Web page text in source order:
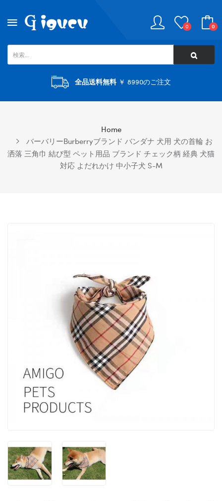
0 0
全品送料無料￥ 8990のご注文
Home
バーバリーBurberryブランド バンダナ 犬用 犬の首輪 お
洒落 三角巾 結び型 ペット用品 ブランド チェック柄 経典 犬猫
対応 よだれかけ 中小子犬 S-M